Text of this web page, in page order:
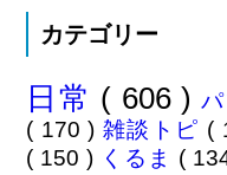
カテゴリー
日常 ( 606 )
( 170 ) 雑談トピ (
( 150 ) くるま (